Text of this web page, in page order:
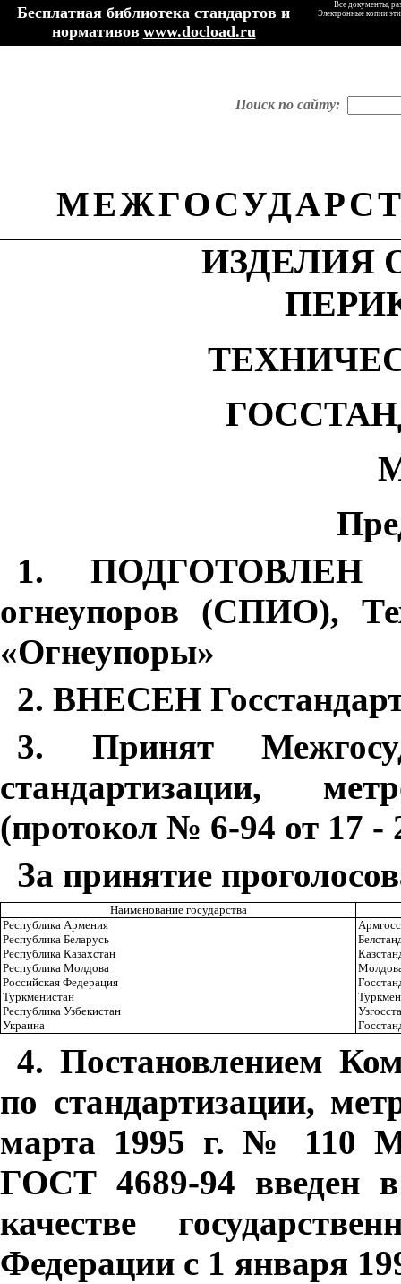
Бесплатная библиотека стандартов и
нормативов www.docload.ru
Все документы,
Электронные копии
Поиск по сайту:
ИЗДЕЛИЯ
1.
ПОДГОТОВЛЕН
огнеупоров (СПИО),
«Огнеупоры»
2. ВНЕСЕН
3.
Принят
стандартизации,
(протокол № 6-94 от 17 -
За принятие
Наименование государства
Республика Армения
Республика Беларусь
Республика Казахстан
Республика Молдова
Российская Федерация
Туркменистан
Республика Узбекистан
Украина
4. Постановлением
по стандартизации,
марта 1995 г. № 110
ГОСТ 4689-94 введен в
качестве
Федерации с 1 января